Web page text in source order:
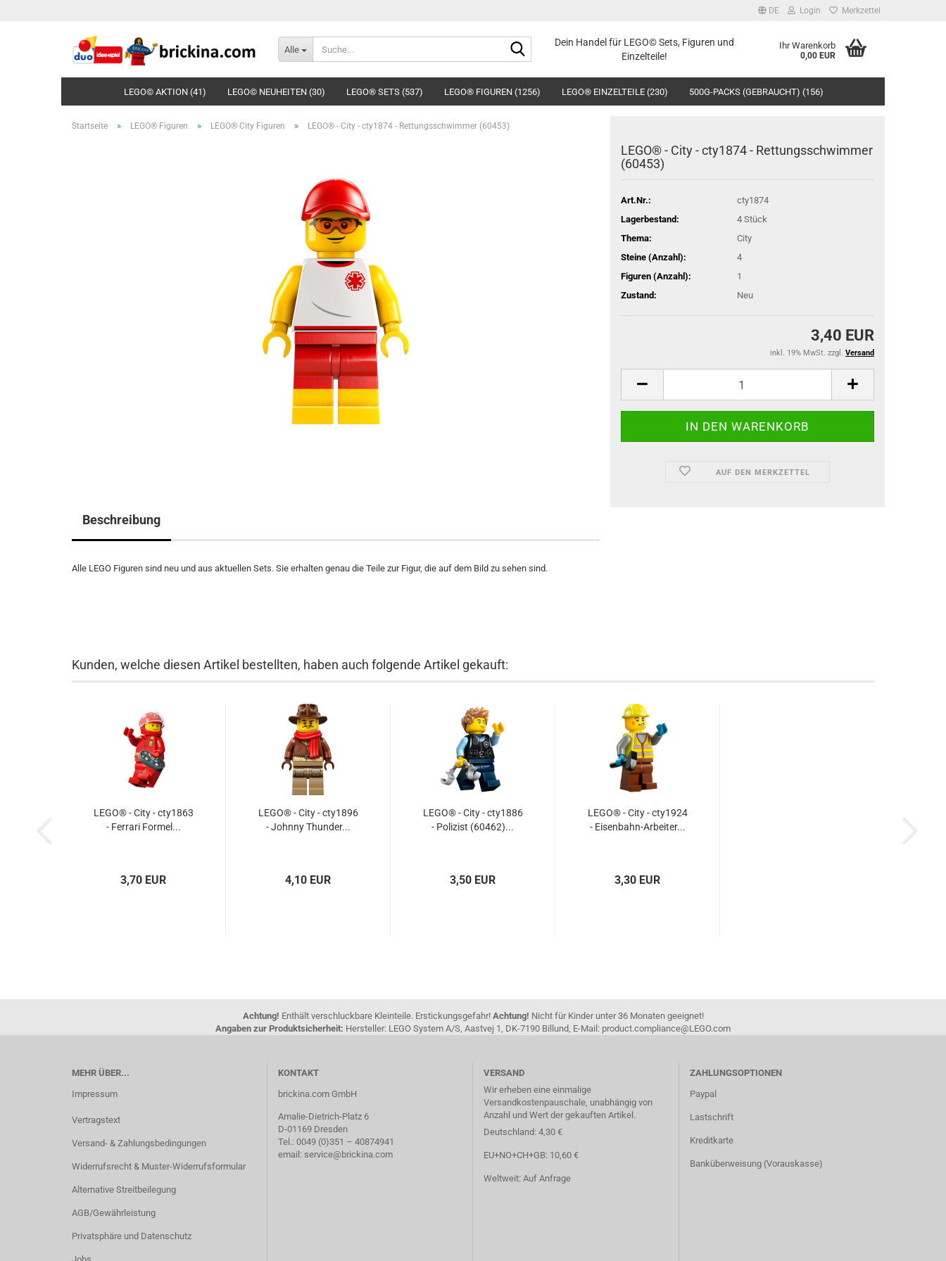
DE Login Merkzettel
Alle
Suche...Dein Handel für LEGO© Sets, Figuren und
Einzelteile!
Ihr Warenkorb
0,00 EUR
LEGO© AKTION (41) LEGO© NEUHEITEN (30) LEGO® SETS (537) LEGO® FIGUREN (1256) LEGO® EINZELTEILE (230) 500G-PACKS (GEBRAUCHT) (156)
Startseite » LEGO® Figuren » LEGO® City Figuren » LEGO® - City - cty1874 - Rettungsschwimmer (60453)
LEGO® - City - cty1874 - Rettungsschwimmer
(60453)
Art.Nr.:
cty1874
Lagerbestand:
4 Stück
Thema:
City
Steine (Anzahl):
4
Figuren (Anzahl):
1
Zustand:
Neu
3,40 EUR
inkl. 19% MwSt. zzgl. Versand
AUF DEN MERKZETTEL
Beschreibung
Alle LEGO Figuren sind neu und aus aktuellen Sets. Sie erhalten genau die Teile zur Figur, die auf dem Bild zu sehen sind.
Kunden, welche diesen Artikel bestellten, haben auch folgende Artikel gekauft:
LEGO® - City - cty1863
- Ferrari Formel...
3,70 EUR
LEGO® - City - cty1896
- Johnny Thunder...
4,10 EUR
LEGO® - City - cty1886
- Polizist (60462)...
3,50 EUR
LEGO® - City - cty1924
- Eisenbahn-Arbeiter...
3,30 EUR
Achtung! Enthält verschluckbare Kleinteile. Erstickungsgefahr! Achtung! Nicht für Kinder unter 36 Monaten geeignet!
Angaben zur Produktsicherheit: Hersteller: LEGO System A/S, Aastvej 1, DK-7190 Billund, E-Mail: product.compliance@LEGO.com
MEHR ÜBER...
Impressum
Vertragstext
Versand- & Zahlungsbedingungen
Widerrufsrecht & Muster-Widerrufsformular
Alternative Streitbeilegung
AGB/Gewährleistung
Privatsphäre und Datenschutz
KONTAKT
brickina.com GmbH
Amalie-Dietrich-Platz 6
D-01169 Dresden
Tel.: 0049 (0)351 – 40874941
email: service@brickina.com
VERSAND
Wir erheben eine einmalige
Versandkostenpauschale, unabhängig von
Anzahl und Wert der gekauften Artikel.
Deutschland: 4,30 €
EU+NO+CH+GB: 10,60 €
Weltweit: Auf Anfrage
ZAHLUNGSOPTIONEN
Paypal
Lastschrift
Kreditkarte
Banküberweisung (Vorauskasse)